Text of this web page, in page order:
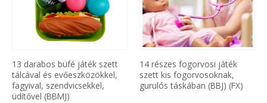
13 darabos büfé játék szett
tálcával és evőeszközökkel,
fagyival, szendvicsekkel,
üdítővel (BBMJ)
14 részes fogorvosi játék
szett kis fogorvosoknak,
gurulós táskában (BBJ) (FX)